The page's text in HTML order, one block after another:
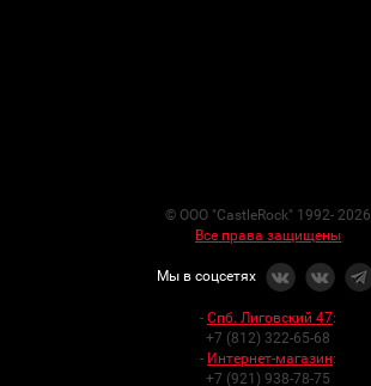
© ООО "CastleRock" 1992- 2026
Все права защищены
Мы в соцсетях
- Спб. Лиговский 47:
+7 (812) 322-65-68
- Интернет-магазин:
+7 (921) 938-78-75